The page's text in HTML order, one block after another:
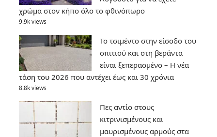
χρώμα στον κήπο όλο το φθινόπωρο
9.9k views
Το τσιμέντο στην είσοδο του
σπιτιού και στη βεράντα
είναι ξεπερασμένο – Η νέα
τάση του 2026 που αντέχει έως και 30 χρόνια
8.8k views
Πες αντίο στους
κιτρινισμένους και
μαυρισμένους αρμούς στα